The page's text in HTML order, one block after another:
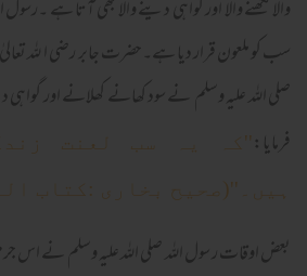
والا لکھنے والا اور گواہی دینے والا بھی آتا ہے
سب کو ملعون قرار دیا ہے۔حضرت جابر رضی ا للہ
صلی اللہ علیہ وسلم نے سود کھانے کھلانے اور
فرمایا: ''کہ یہ سب لعنت
ہیں۔''(صحیح بخاری :کتاب
بعض اوقات ر سول اللہ صلی اللہ علیہ وسلم نے اس